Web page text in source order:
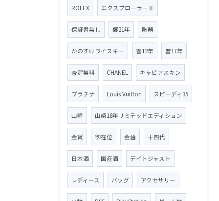
ROLEX エクスプローラーⅡ
保証書無し 響21年 陶器
かのすけウイスキー 響12年 響17年
査定無料 CHANEL キャビアスキン
プラチナ Louis Vuitton スピーディ35
山崎 山崎18年リミテッドエディション
金貨 御在位 金歯 十四代
日本酒 国産酒 デイトジャスト
レディース バッグ アクセサリー